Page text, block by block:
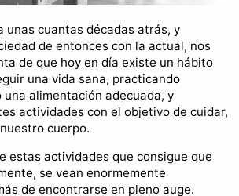
unas cuantas décadas atrás, y
de entonces con la actual, nos
de que hoy en día existe un hábito
una vida sana, practicando
alimentación adecuada, y
actividades con el objetivo de cuidar,
cuerpo.
estas actividades que consigue que
se vean enormemente
de encontrarse en pleno auge.